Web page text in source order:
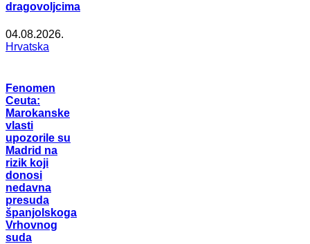
dragovoljcima
04.08.2026.
Hrvatska
Fenomen
Ceuta:
Marokanske
vlasti
upozorile su
Madrid na
rizik koji
donosi
nedavna
presuda
španjolskoga
Vrhovnog
suda